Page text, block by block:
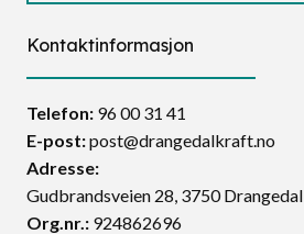
Kontaktinformasjon
Telefon: 96 00 31 41
E-post:post@drangedalkraft.no
Adresse:
Gudbrandsveien 28, 3750 Drangedal
Org.nr.: 924862696